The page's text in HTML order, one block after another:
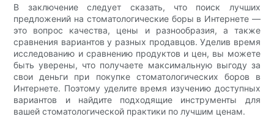
В заключение следует сказать, что поиск лучших
предложений на стоматологические боры в Интернете —
это вопрос качества, цены и разнообразия, а также
сравнения вариантов у разных продавцов. Уделив время
исследованию и сравнению продуктов и цен, вы можете
быть уверены, что получаете максимальную выгоду за
свои деньги при покупке стоматологических боров в
Интернете. Поэтому уделите время изучению доступных
вариантов и найдите подходящие инструменты для
вашей стоматологической практики по лучшим ценам.